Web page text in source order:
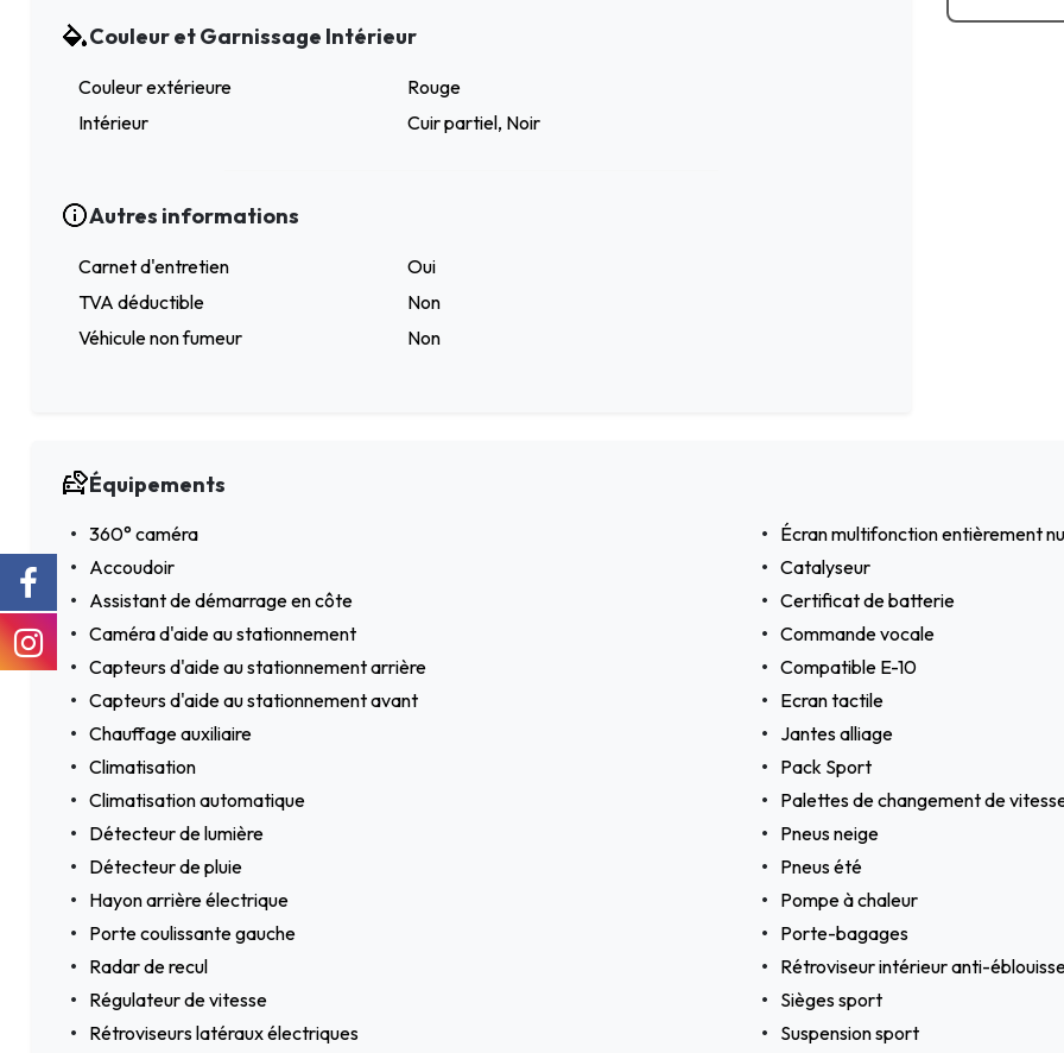
Couleur et Garnissage Intérieur
Couleur extérieure
Rouge
Intérieur
Cuir partiel, Noir
Autres informations
Carnet d'entretien
Oui
TVA déductible
Non
Véhicule non fumeur
Non
Équipements
360° caméra
Écran multifonction entièrement
Accoudoir
Catalyseur
Assistant de démarrage en côte
Certificat de batterie
Caméra d'aide au stationnement
Commande vocale
Capteurs d'aide au stationnement arrière
Compatible E-10
Capteurs d'aide au stationnement avant
Ecran tactile
Chauffage auxiliaire
Jantes alliage
Climatisation
Pack Sport
Climatisation automatique
Palettes de changement de
Détecteur de lumière
Pneus neige
Détecteur de pluie
Pneus été
Hayon arrière électrique
Pompe à chaleur
Porte coulissante gauche
Porte-bagages
Radar de recul
Rétroviseur intérieur anti-
Régulateur de vitesse
Sièges sport
Rétroviseurs latéraux électriques
Suspension sport